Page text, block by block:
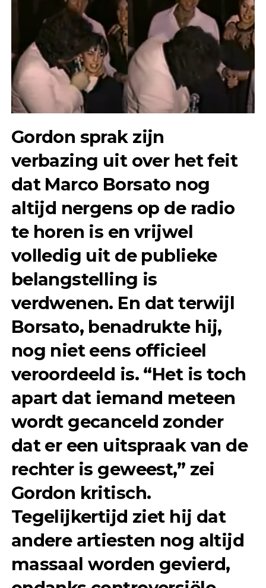
Gordon sprak zijn
verbazing uit over het feit
dat Marco Borsato nog
altijd nergens op de radio
te horen is en vrijwel
volledig uit de publieke
belangstelling is
verdwenen. En dat terwijl
Borsato, benadrukte hij,
nog niet eens officieel
veroordeeld is. “Het is toch
apart dat iemand meteen
wordt gecanceld zonder
dat er een uitspraak van de
rechter is geweest,” zei
Gordon kritisch.
Tegelijkertijd ziet hij dat
andere artiesten nog altijd
massaal worden gevierd,